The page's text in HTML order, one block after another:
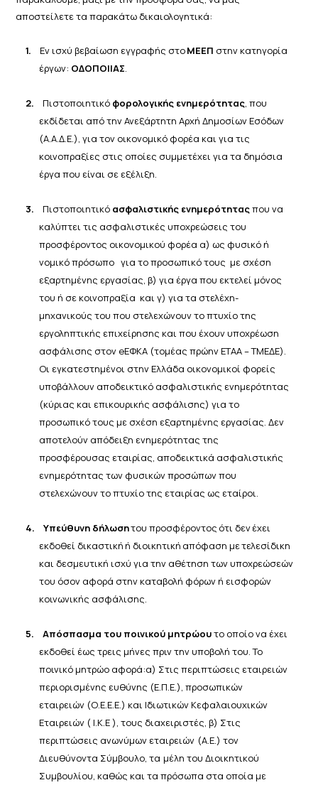
αποστείλετε τα παρακάτω δικαιολογητικά:
1. Ενισχύ βεβαίωση εγγραφής στοΜΕΕΠ στηνκατηγορία
έργων: ΟΔΟΠΟΙΙΑΣ
2. Πιστοποιητικό φορολογικής ενημερότητας , που
εκδίδεται από την Ανεξάρτητη Αρχή Δημοσίων Εσόδων
(Α.Α.Δ.Ε.), για τον οικονομικό φορέα και για τις
κοινοπραξίες στις οποίες συμμετέχει για τα δημόσια
έργα που είναι σε εξέλιξη.
3. Πιστοποιητικό ασφαλιστικής ενημερότηταςπου να
καλύπτει τις ασφαλιστικές υποχρεώσεις του
προσφέροντος οικονομικού φορέα α) ως φυσικό ή
νομικό πρόσωπο για το προσωπικό τους με σχέση
εξαρτημένης εργασίας, β) για έργα που εκτελεί μόνος
του ή σε κοινοπραξία και γ) για τα στελέχη-
μηχανικούς του που στελεχώνουν το πτυχίο της
εργοληπτικής επιχείρησης και που έχουν υποχρέωση
ασφάλισης στον eΕΦΚΑ (τομέας πρώην ΕΤΑΑ –ΤΜΕΔΕ).
Οι εγκατεστημένοι στην Ελλάδα οικονομικοί φορείς
υποβάλλουν αποδεικτικό ασφαλιστικής ενημερότητας
(κύριας και επικουρικής ασφάλισης) για το
προσωπικό τους με σχέση εξαρτημένης εργασίας. Δεν
αποτελούν απόδειξη ενημερότητας της
προσφέρουσας εταιρίας, αποδεικτικά ασφαλιστικής
ενημερότητας των φυσικώνπροσώπωνπου
στελεχώνουν το πτυχίοτης εταιρίας ως εταίροι.
4. Υπεύθυνη δήλωσητου προσφέροντος ότι δενέχει
εκδοθεί δικαστικήή διοικητική απόφαση μετελεσίδικη
και δεσμευτική ισχύ για την αθέτηση των υποχρεώσεών
του όσον αφορά στην καταβολή φόρων ή εισφορών
κοινωνικής ασφάλισης.
5. Απόσπασμα του ποινικού μητρώουτο οποίο να έχει
εκδοθεί έως τρεις μήνες πριν την υποβολή του. Το
ποινικό μητρώο αφορά:α) Στις περιπτώσεις εταιρειών
περιορισμένης ευθύνης (Ε.Π.Ε.), προσωπικών
εταιρειών (Ο.Ε.Ε.Ε.) και ΙδιωτικώνΚεφαλαιουχικών
Εταιρειών ( Ι.Κ.Ε ), τους διαχειριστές, β) Στις
περιπτώσεις ανωνύμων εταιρειών (Α.Ε.) τον
Διευθύνοντα Σύμβουλο, τα μέλη του Διοικητικού
Συμβουλίου, καθώς και τα πρόσωπα στα οποία με